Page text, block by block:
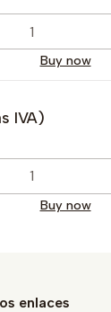
Buy now
IVA)
Buy now
enlaces